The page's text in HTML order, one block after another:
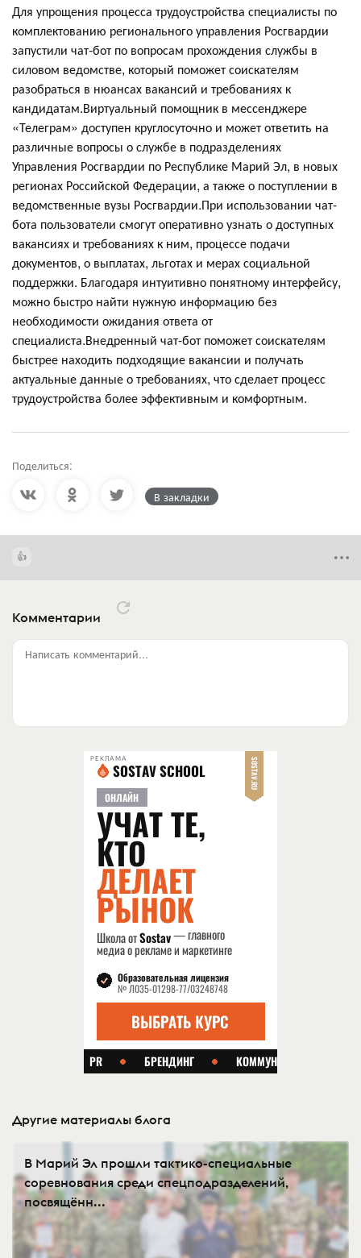
Для упрощения процесса трудоустройства специалисты по
комплектованию регионального управления Росгвардии
запустили чат-бот по вопросам прохождения службы в
силовом ведомстве, который поможет соискателям
разобраться в нюансах вакансий и требованиях к
кандидатам.Виртуальный помощник в мессенджере
«Телеграм» доступен круглосуточно и может ответить на
различные вопросы о службе в подразделениях
Управления Росгвардии по Республике Марий Эл, в новых
регионах Российской Федерации, а также о поступлении в
ведомственные вузы Росгвардии.При использовании чат-
бота пользователи смогут оперативно узнать о доступных
вакансиях и требованиях к ним, процессе подачи
документов, о выплатах, льготах и мерах социальной
поддержки. Благодаря интуитивно понятному интерфейсу,
можно быстро найти нужную информацию без
необходимости ожидания ответа от
специалиста.Внедренный чат-бот поможет соискателям
быстрее находить подходящие вакансии и получать
актуальные данные о требованиях, что сделает процесс
трудоустройства более эффективным и комфортным.
Поделиться:
В закладки
Комментарии
Написать комментарий...
РЕКЛАМА
Другие материалы блога
В Марий Эл прошли тактико-специальные
соревнования среди спецподразделений,
посвящённ...